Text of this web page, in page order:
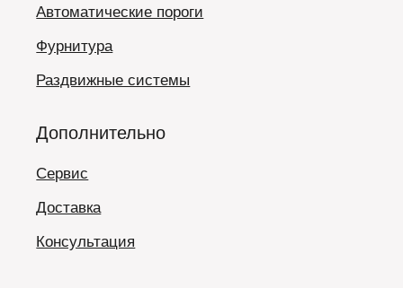
Автоматические пороги
Фурнитура
Раздвижные системы
Дополнительно
Сервис
Доставка
Консультация